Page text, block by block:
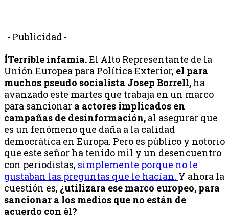
- Publicidad -
ÍTerrible infamia.El Alto Representante de la
Unión Europea para Política Exterior, el para
muchos pseudo socialista Josep Borrell, ha
avanzado este martes que trabaja en un marco
para sancionar a actores implicados en
campañas de desinformación, al asegurar que
es un fenómeno que daña a la calidad
democrática en Europa. Pero es público y notorio
que este señor ha tenido mil y un desencuentro
con periodistas, simplemente porque no le
gustaban las preguntas que le hacían. Y ahora la
cuestión es, ¿utilizara ese marco europeo, para
sancionar a los medios que no están de
acuerdo con él?